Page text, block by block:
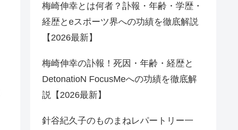
梅崎伸幸とは何者？訃報・年齢・学歴・
経歴とeスポーツ界への功績を徹底解説
【2026最新】
梅崎伸幸の訃報！死因・年齢・経歴と
DetonatioN FocusMeへの功績を徹底解
説【2026最新】
針谷紀久子のものまねレパートリー一